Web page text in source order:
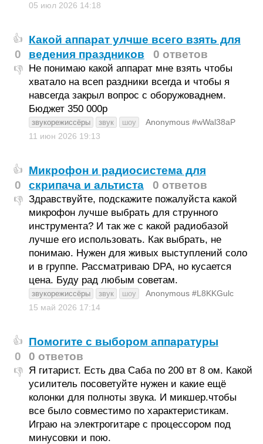
05 июл 2026 14:18
👍
0
👎
Какой аппарат улчше всего взять для
ведения праздников
0 ответов
Не понимаю какой аппарат мне взять чтобы
хватало на всеп раздники всегда и чтобы я
навсегда закрыл вопрос с оборужоваднем.
Бюджет 350 000р
звукорежиссёры звук шоу
Anonymous #wWal38aP
11 июн 2026 19:13
👍
0
👎
Микрофон и радиосистема для
скрипача и альтиста
0 ответов
Здравствуйте, подскажите пожалуйста какой
микрофон лучше выбрать для струнного
инструмента? И так же с какой радиобазой
лучше его использовать. Как выбрать, не
понимаю. Нужен для живых выступлений соло
и в группе. Рассматриваю DPA, но кусается
цена. Буду рад любым советам.
звукорежиссёры звук шоу
Anonymous #L8KKGulc
15 май 2026 17:14
👍
0
👎
Помогите с выбором аппаратуры
0 ответов
Я гитарист. Есть два Саба по 200 вт 8 ом. Какой
усилитель посоветуйте нужен и какие ещё
колонки для полноты звука. И микшер.чтобы
все было совместимо по характеристикам.
Играю на электрогитаре с процессором под
минусовки и пою.